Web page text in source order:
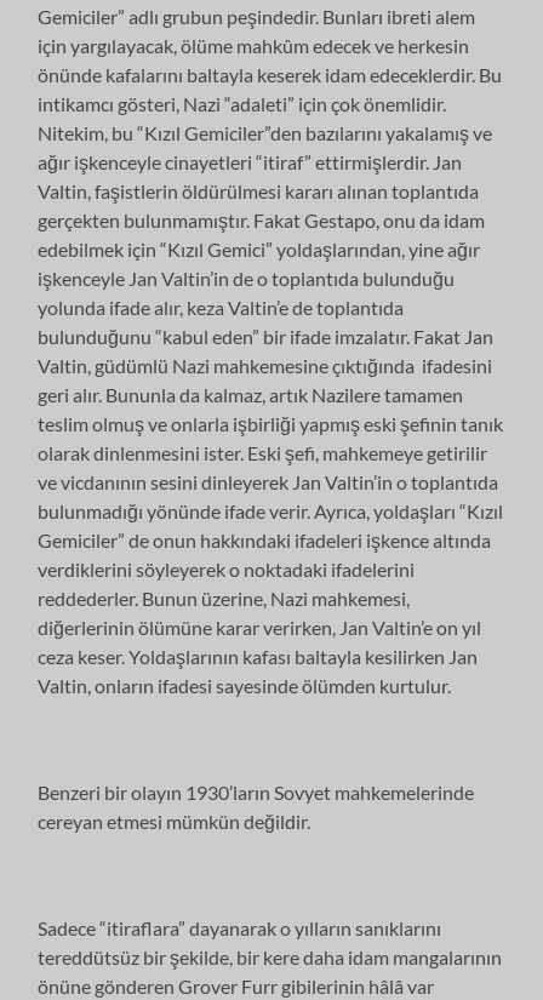
Gemiciler” adlı grubun peşindedir. Bunları ibreti alem
için yargılayacak, ölüme mahkûm edecek ve herkesin
önünde kafalarını baltayla keserek idam edeceklerdir. Bu
intikamcı gösteri, Nazi “adaleti” için çok önemlidir.
Nitekim, bu “Kızıl Gemiciler”den bazılarını yakalamış ve
ağır işkenceyle cinayetleri “itiraf” ettirmişlerdir. Jan
Valtin, faşistlerin öldürülmesi kararı alınan toplantıda
gerçekten bulunmamıştır. Fakat Gestapo, onu da idam
edebilmek için “Kızıl Gemici” yoldaşlarından, yine ağır
işkenceyle Jan Valtin’in de o toplantıda bulunduğu
yolunda ifade alır, keza Valtin’e de toplantıda
bulunduğunu “kabul eden” bir ifade imzalatır. Fakat Jan
Valtin, güdümlü Nazi mahkemesine çıktığında ifadesini
geri alır. Bununla da kalmaz, artık Nazilere tamamen
teslim olmuş ve onlarla işbirliği yapmış eski şefinin tanık
olarak dinlenmesini ister. Eski şefi, mahkemeye getirilir
ve vicdanının sesini dinleyerek Jan Valtin’in o toplantıda
bulunmadığı yönünde ifade verir. Ayrıca, yoldaşları “Kızıl
Gemiciler” de onun hakkındaki ifadeleri işkence altında
verdiklerini söyleyerek o noktadaki ifadelerini
reddederler. Bunun üzerine, Nazi mahkemesi,
diğerlerinin ölümüne karar verirken, Jan Valtin’e on yıl
ceza keser. Yoldaşlarının kafası baltayla kesilirken Jan
Valtin, onların ifadesi sayesinde ölümden kurtulur.
Benzeri bir olayın 1930’ların Sovyet mahkemelerinde
cereyan etmesi mümkün değildir.
Sadece “itiraflara” dayanarak o yılların sanıklarını
tereddütsüz bir şekilde, bir kere daha idam mangalarının
önüne gönderen Grover Furr gibilerinin hâlâ var